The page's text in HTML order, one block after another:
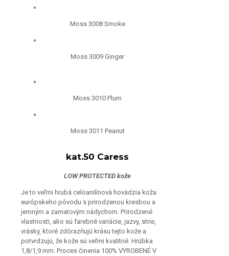
Moss 3008 Smoke
Moss 3009 Ginger
Moss 3010 Plum
Moss 3011 Peanut
kat.50 Caress
LOW PROTECTED kože
Je to veľmi hrubá celoanilínová hovädzia koža
európskeho pôvodu s prirodzenou kresbou a
jemným a zamatovým nádychom. Prirodzené
vlastnosti, ako sú farebné variácie, jazvy, strie,
vrásky, ktoré zdôrazňujú krásu tejto kože a
potvrdzujú, že kože sú veľmi kvalitné. Hrúbka
1,8/1,9 mm. Proces činenia 100% VYROBENÉ V